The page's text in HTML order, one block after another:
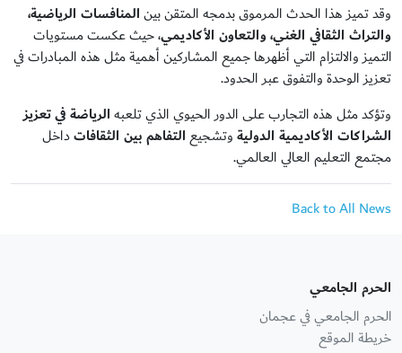
وقد تميز هذا الحدث المرموق بدمجه المتقن بينالمنافسات الرياضية،
والتراث الثقافي الغني، والتعاون الأكاديمي، حيث عكست مستويات
التميز والالتزام التي أظهرها جميع المشاركين أهمية مثل هذه المبادرات في
تعزيز الوحدة والتفوق عبر الحدود.
وتؤكد مثل هذه التجارب على الدور الحيوي الذي تلعبهالرياضة في تعزيز
الشراكات الأكاديمية الدوليةوتشجيعالتفاهم بين الثقافاتداخل
مجتمع التعليم العالي العالمي.
Back to All News
الحرم الجامعي
الحرم الجامعي في عجمان
خريطة الموقع